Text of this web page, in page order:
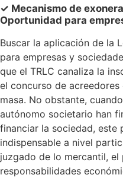
✓ Mecanismo de
Oportunidad para
Buscar la aplicación de la
para empresas y
que el TRLC canaliza la
el concurso de
masa. No obstante,
autónomo societario han
financiar la sociedad, este
indispensable a nivel
juzgado de lo mercantil,
responsabilidades